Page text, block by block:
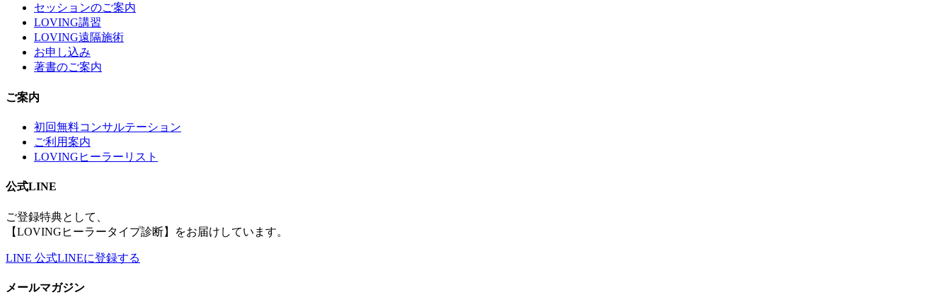
セッションのご案内
LOVING講習
LOVING遠隔施術
お申し込み
著書のご案内
ご案内
初回無料コンサルテーション
ご利用案内
LOVINGヒーラーリスト
公式LINE
ご登録特典として、
【LOVINGヒーラータイプ診断】をお届けしています。
LINE 公式LINEに登録する
メールマガジン